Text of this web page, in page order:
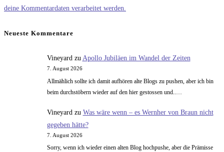
Kommentieren
zum
ein
ein
deine Kommentardaten verarbeitet werden.
Neueste Kommentare
Vineyardzu Apollo Jubiläen im Wandel der Zeiten
7. August 2026
Allmählich sollte ich damit aufhören alte Blogs zu pushen, aber ich bin
beim durchstöbern wieder auf den hier gestossen und..…
Vineyard zu Was wäre wenn – es Wernher von Braun nicht
gegeben hätte?
7. August 2026
Sorry, wenn ich wieder einen alten Blog hochpushe, aber die Prämisse